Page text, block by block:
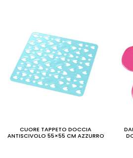
CUORE TAPPETO DOCCIA
ANTISCIVOLO 55×55 CM AZZURRO